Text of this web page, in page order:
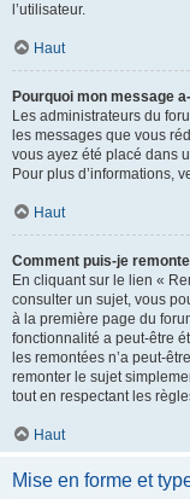
l’utilisateur.
Haut
Pourquoi mon message
Les administrateurs du
les messages que vous
vous ayez été placé dans
Pour plus d’informations,
Haut
Comment puis-je
En cliquant sur le lien «
consulter un sujet, vous
à la première page du
fonctionnalité a peut-être
les remontées n’a peut-
remonter le sujet
tout en respectant les
Haut
Mise en forme et